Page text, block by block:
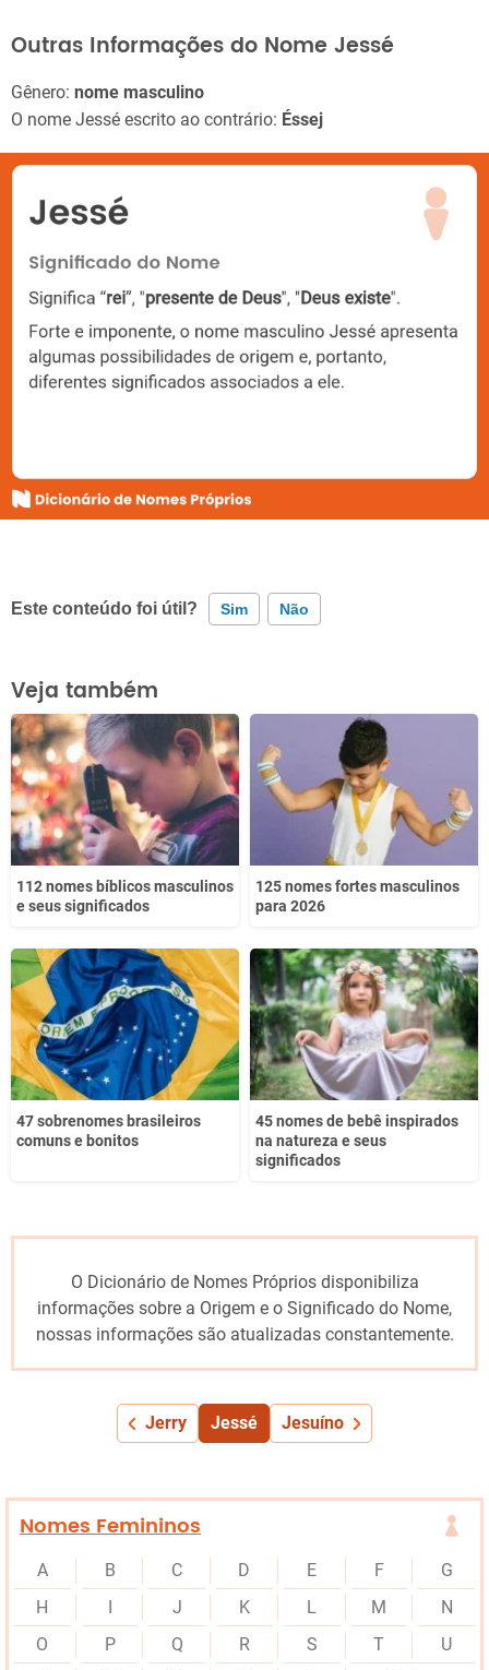
Outras Informações do Nome Jessé
Gênero: nome masculino
O nome Jessé escrito ao contrário: Éssej
Este conteúdo foi útil? Sim Não
Este conteúdo contém informação incorreta
Este conteúdo não tem a informação que procuro
Outro
Veja também
112 nomes bíblicos masculinos
e seus significados
125 nomes fortes masculinos
para 2026
47 sobrenomes brasileiros
comuns e bonitos
45 nomes de bebê inspirados
na natureza e seus
significados
O Dicionário de Nomes Próprios disponibiliza
informações sobre a Origem e o Significado do Nome,
nossas informações são atualizadas constantemente.
Jerry Jessé Jesuíno
Nomes Femininos
A B C D E F
G
H
J K L M
N
O
P Q R S T
U